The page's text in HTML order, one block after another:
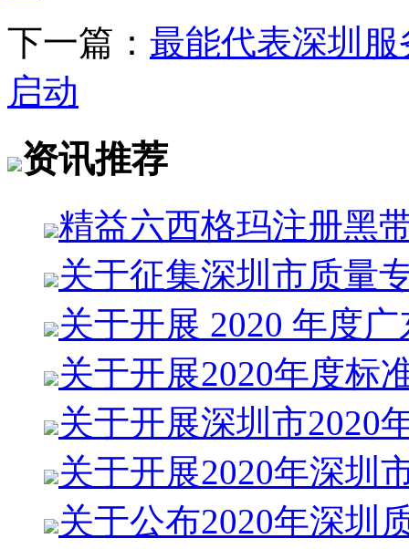
下一篇： 最能代表深圳服
启动
资讯推荐
精益六西格玛注册黑
关于征集深圳市质量
关于开展 2020 年度
关于开展2020年度标
关于开展深圳市2020
关于开展2020年深圳
关于公布2020年深圳